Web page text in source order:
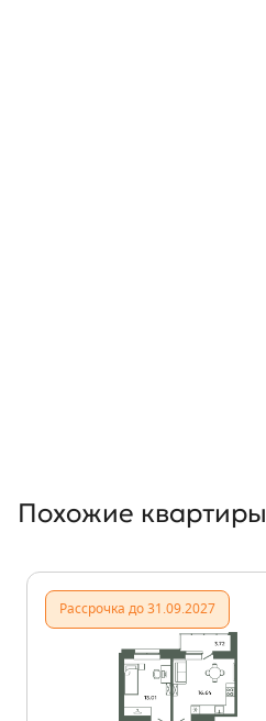
Похожие квартиры
Рассрочка до 31.09.2027